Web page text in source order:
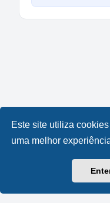
Este site utiliza
uma melhor